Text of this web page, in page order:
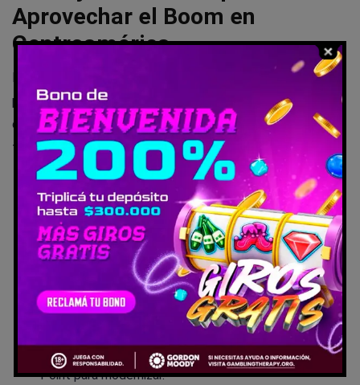
Aprovechar el Boom en
Centroamérica
Mira, si estás en Guatemala o Panamá pensando en el
pádel, no esperes a que lleguen las sedes. En mi
experiencia, la clave es empezar local y escalar. Aquí van
tips directos para federaciones, jugadores y organizadores:
Afíliate a tu federación nacional FIP: es gratis para
jugadores y te da acceso a clasificatorios y rankings
globales.
Invierte en pistas homologadas: construye indoor con
césped artificial y cristales IRTP; cuesta alrededor
de 500.000 euros por club, pero atrae sponsors.
Organiza eventos locales: empieza con torneos FIP
Bronze para ganar visibilidad y puntos; usa el Star
Point para modernizar.